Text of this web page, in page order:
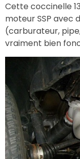
Cette coccinelle
moteur SSP avec
(carburateur,
vraiment bien